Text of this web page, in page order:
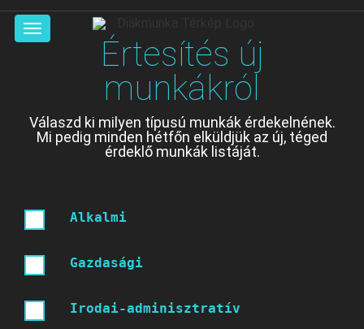
Főoldal
Munkák
Rólunk
Értesítés új
munkákról
Válaszd ki milyen típusú munkák érdekelnének.
Mi pedig minden hétfőn elküldjük az új, téged
érdeklő munkák listáját.
Alkalmi
Gazdasági
Irodai-adminisztratív